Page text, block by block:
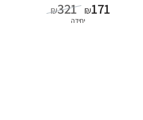
₪321 ₪171
יחידה